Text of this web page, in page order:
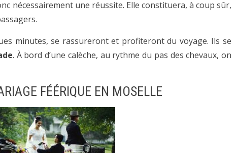
nécessairement une réussite. Elle constituera, à coup sûr,
minutes, se rassureront et profiteront du voyage. Ils se
. À bord d’une calèche, au rythme du pas des chevaux, on
FÉÉRIQUE EN MOSELLE